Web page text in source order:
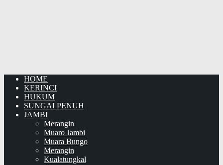
HOME
KERINCI
HUKUM
SUNGAI PENUH
JAMBI
Merangin
Muaro Jambi
Muara Bungo
Merangin
Kualatungkal